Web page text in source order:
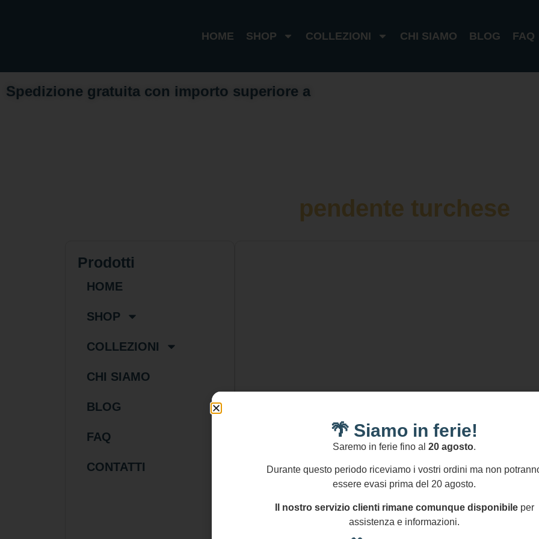
HOME SHOP COLLEZIONI CHI SIAMO BLOG FAQ
Spedizione gratuita con importo superiore a
pendente turchese
Prodotti
HOME
SHOP
COLLEZIONI
CHI SIAMO
BLOG
FAQ
CONTATTI
Ciondolo pendente a
grappolo, pasta di
Turchese o Corallo,
pendente a grappolo,
ciondoli per collana,
35,00€
Ciondolo pendente a
grappolo, pasta di
Turchese, pendente a
grappolo, ciondoli per
collana, regalo per lei.
🌴 Siamo in ferie!
Saremo in ferie fino al 20 agosto.
Durante questo periodo riceviamo i vostri ordini ma non
essere evasi prima del 20 agosto.
Il nostro servizio clienti rimane comunque disponibileper
assistenza e informazioni.